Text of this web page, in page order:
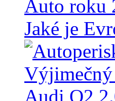
Jaké je